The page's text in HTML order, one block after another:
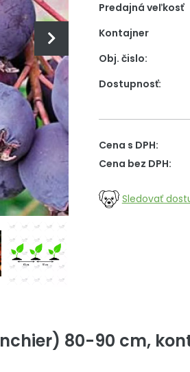
Predajná veľkosť
Kontajner
Obj. čislo:
Dostupnosť:
Cena s DPH:
Cena bez DPH:
Sledovať
80-90 cm,